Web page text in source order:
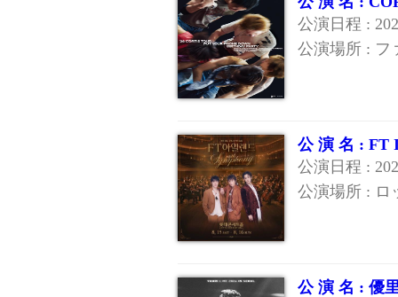
公演日程 :
公演場所 : フ
公 演 名 : FT
公演日程 :
公演場所 : ロ
公 演 名 : 優